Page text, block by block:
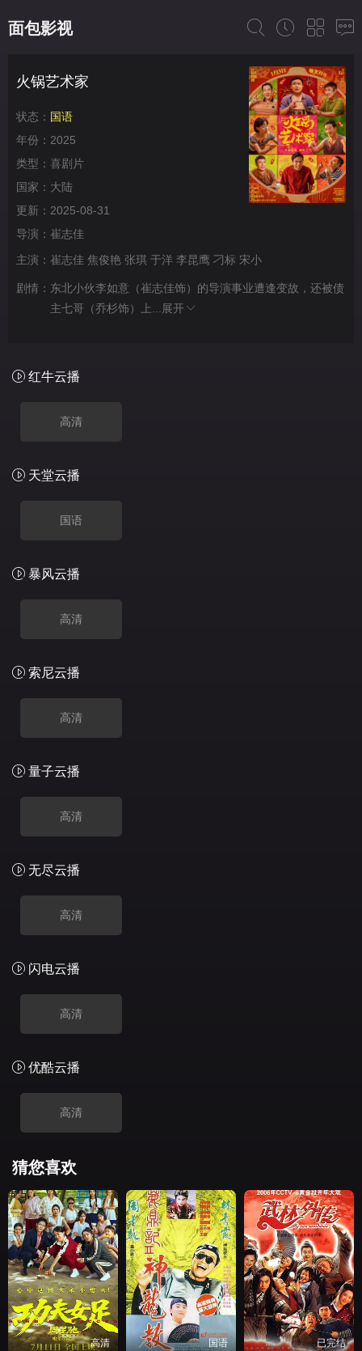
面包影视
火锅艺术家
状态： 国语
年份： 2025
类型： 喜剧片
国家： 大陆
更新： 2025-08-31
导演： 崔志佳
主演： 崔志佳 焦俊艳 张琪 于洋 李昆鹰 刁标 宋小
剧情： 东北小伙李如意（崔志佳饰）的导演事业遭逢变故，还被债
主七哥（乔杉饰）上...
展开
红牛云播
高清
天堂云播
国语
暴风云播
高清
索尼云播
高清
量子云播
高清
无尽云播
高清
闪电云播
高清
优酷云播
高清
猜您喜欢
高清 国语 已完结